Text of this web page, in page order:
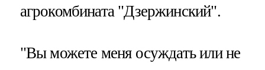
агрокомбината "Дзержинский".
"Вы можете меня осуждать или не